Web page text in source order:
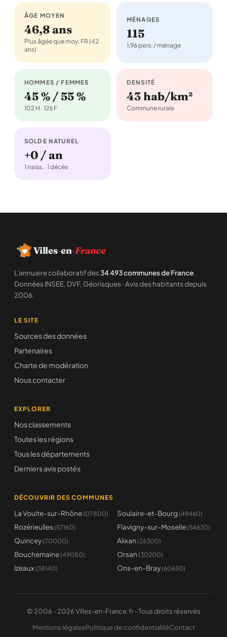
ÂGE MOYEN
46,8 ans
Plus âgée que moy. FR (42
ans)
MÉNAGES
115
1,96 pers. / ménage
HOMMES / FEMMES
45 % / 55 %
102 H · 126 F
DENSITÉ
43 hab/km²
Commune rurale
SOLDE NATUREL
+0 / an
1 naiss. · 1 décès
Villes·en·France
L'annuaire collaboratif des34 493 communes de France.
Données INSEE, DVF, Géorisques · Avis des habitants depuis
2006.
LE SITE
Sources des données
Partenaires
Charte de modération
Nous contacter
EXPLORER
Nos classements
Toutes les régions
Tous les départements
Derniers avis postés
DÉCOUVRIR DES COMMUNES
La Voulte-sur-Rhône(07800) Soulaire-et-Bourg (49460)
Rozérieulles (57160) Flavigny-sur-Moselle(54630)
Quincey(70000) Alixan (26300)
Bouchemaine(49080) Orsan (30200)
Izeaux (38140) Ons-en-Bray(60650)
© 2006 - 2026 Villes-en-France.fr - Tous droits réservés
Mentions légalesPolitique de confidentialitéContact